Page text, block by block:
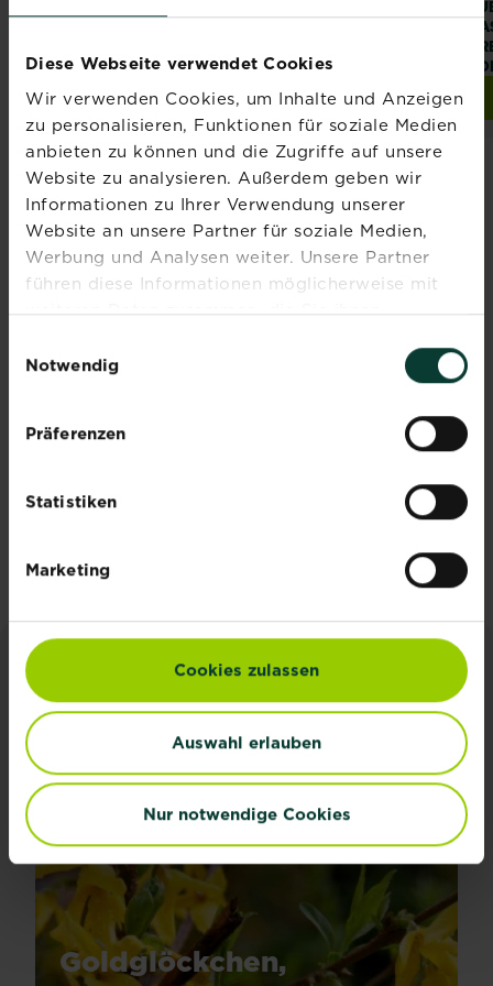
Diese Webseite verwendet Cookies
Wir verwenden Cookies, um Inhalte und Anzeigen
zu personalisieren, Funktionen für soziale Medien
anbieten zu können und die Zugriffe auf unsere
Website zu analysieren. Außerdem geben wir
Informationen zu Ihrer Verwendung unserer
Website an unsere Partner für soziale Medien,
Werbung und Analysen weiter. Unsere Partner
führen diese Informationen möglicherweise mit
weiteren Daten zusammen, die Sie ihnen
Nutzung der Dienste gesammelt haben.
Notwendig
Präferenzen
Statistiken
Marketing
Cookies zulassen
Auswahl erlauben
Nur notwendige Cookies
Jetzt kaufenSUBSTRAL® Die Blumenwiese
KOMPLETT
Zur Händlersuche
Abonniere jetzt
den Liebe deinen
Melde dich jetzt zu unserem
INSPIRATION & RATGEBER
Alle Artikel entdecken
Goldglöckchen,